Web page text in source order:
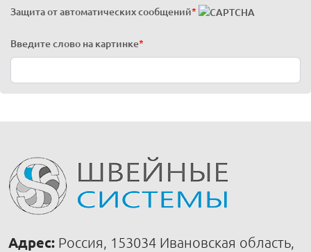
Защита от автоматических сообщений*
Введите слово на картинке*
Адрес: Россия, 153034 Ивановская область,